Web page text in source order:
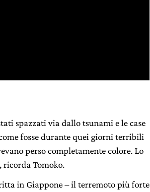
spazzati via dallo tsunami e le case
fosse durante quei giorni terribili
perso completamente colore. Lo
ricorda Tomoko.
in Giappone – il terremoto più forte